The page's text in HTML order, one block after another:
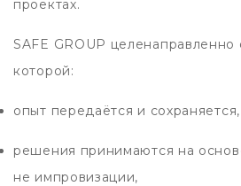
проектах.
SAFE GROUP
которой:
опыт передаётся и сохраняется,
решения принимаются на
не импровизации,